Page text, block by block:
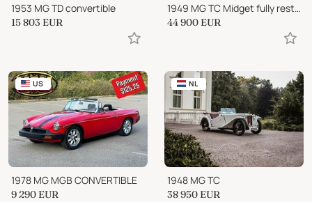
1953 MG TD convertible
15 803 EUR
1949 MG TC Midget fully restored (1949)
44 900 EUR
US
1978 MG MGB CONVERTIBLE
9 290 EUR
NL
1948 MG TC
38 950 EUR